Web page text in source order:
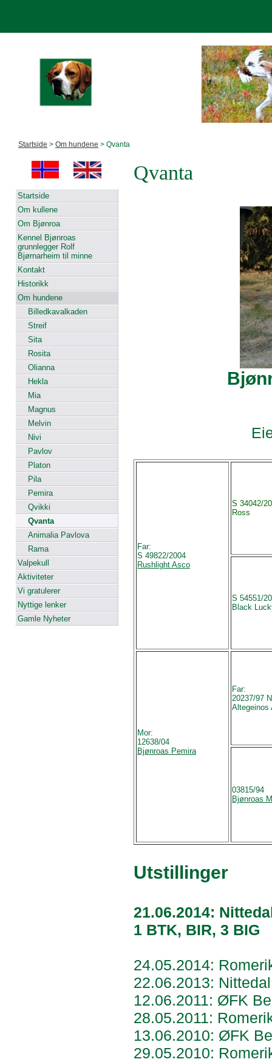
Startside > Om hundene > Qvanta
Startside
Om kullene
Om Bjønroa
Kennel Bjønroas
grunnlegger Rolf
Bjørnarheim til minne
Kontakt
Historikk
Om hundene
Billedkavalkaden
Streif
Sita
Rosita
Olianna
Hekla
Mia
Magnus
Melvin
Nivi
Pavlov
Platon
Pila
Pemira
Qvikki
Qvanta
Animalia Pavlova
Rama
Valpekull
Aktiviteter
Vi gratulerer
Nyttige lenker
Gamle Nyheter
Qvanta
Far:
S 49822/2004
Rushlight Asco
S 34042/
Ross
S 54551/
Black
Mor:
12638/04
Bjønroas Pemira
Far:
20237/97
Altegeinos
03815/94
Bjønroas
Utstillinger
21.06.2014:
1 BTK, BIR, 3 BIG
24.05.2014:
22.06.2013:
12.06.2011: ØFK
28.05.2011:
13.06.2010: ØFK
29.05.2010: